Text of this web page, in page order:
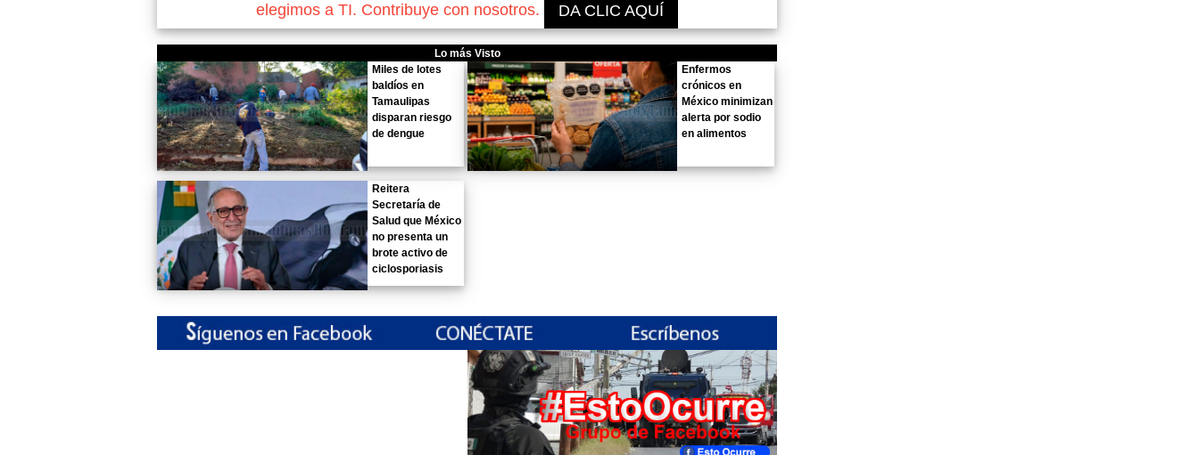
elegimos a TI. Contribuye con nosotros.
DA CLIC AQUÍ
Lo más Visto
Miles de lotes
baldíos en
Tamaulipas
disparan riesgo
de dengue
Enfermos
crónicos en
México minimizan
alerta por sodio
en alimentos
Reitera
Secretaría de
Salud que México
no presenta un
brote activo de
ciclosporiasis